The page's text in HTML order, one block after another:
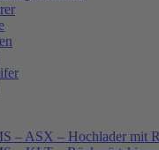
– ASX – Hochlader mit